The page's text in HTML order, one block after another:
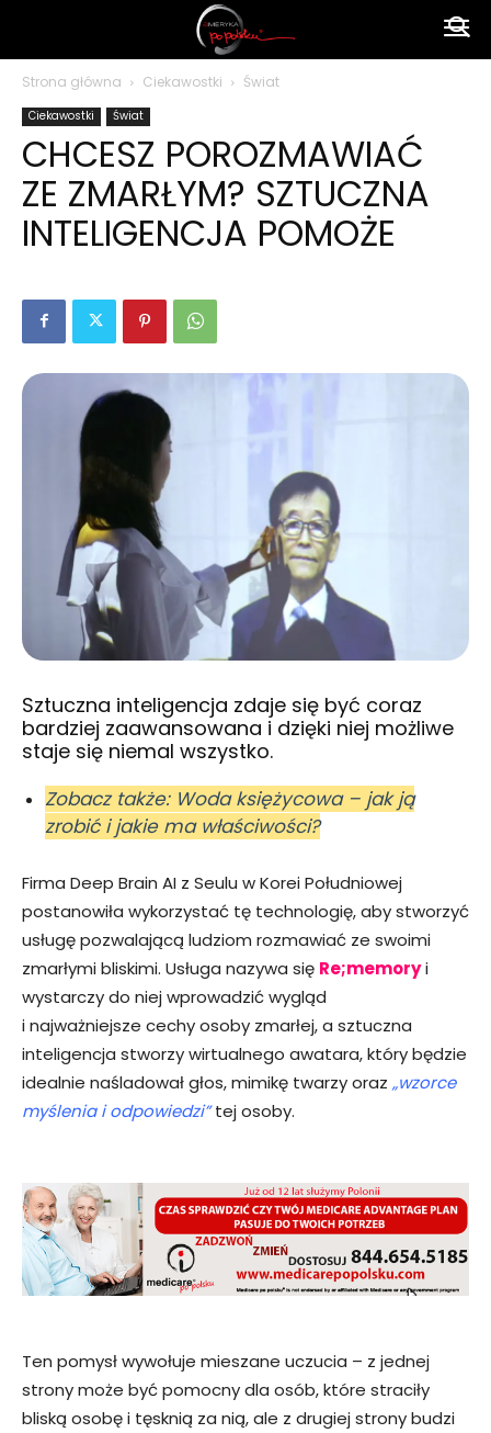
polsku
Strona główna Ciekawostki Świat
Ciekawostki Świat
CHCESZ POROZMAWIAĆ
ZE ZMARŁYM? SZTUCZNA
INTELIGENCJA POMOŻE
Sztuczna inteligencja zdaje się być coraz
bardziej zaawansowana i dzięki niej możliwe
staje się niemal wszystko.
Zobacz także: Woda księżycowa – jak ją
zrobić i jakie ma właściwości?
Firma Deep Brain AI z Seulu w Korei Południowej
postanowiła wykorzystać tę technologię, aby stworzyć
usługę pozwalającą ludziom rozmawiać ze swoimi
zmarłymi bliskimi. Usługa nazywa się Re;memoryi
wystarczy do niej wprowadzić wygląd
i najważniejsze cechy osoby zmarłej, a sztuczna
inteligencja stworzy wirtualnego awatara, który będzie
idealnie naśladował głos, mimikę twarzy oraz „wzorce
myślenia i odpowiedzi”tej osoby.
Ten pomysł wywołuje mieszane uczucia – z jednej
strony może być pomocny dla osób, które straciły
bliską osobę i tęsknią za nią, ale z drugiej strony budzi